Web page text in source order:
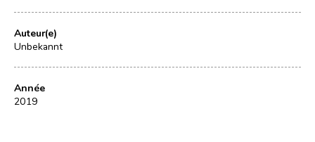
Auteur(e)
Unbekannt
Année
2019